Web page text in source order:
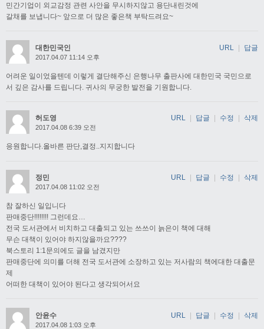
민간기업이 외교감정 관련 사안을 무시하지않고 용단내린것에
갈채를 보냅니다~ 앞으로 더 많은 좋은책 부탁드려요~
대한민국인
2017.04.07 11:14 오후
어려운 일이었을텐데 이렇게 결단해주신 은행나무 출판사에 대한민국 국민으로
서 깊은 감사를 드립니다. 귀사의 무궁한 발전을 기원합니다.
URL | 답글
허도영
2017.04.08 6:39 오전
응원합니다.올바른 판단,결정..지지합니다
URL 답글 수정 삭제
정민
2017.04.08 11:02 오전
참 잘하신 일입니다
판매중단!!!!!!!! 그런데요…
전국 도서관에서 비치하고 대출되고 있는 쓰쓰이 늙은이 책에 대해
무슨 대책이 있어야 하지않을까요????
북스토리 1:1문의에도 글을 남겼지만
판매중단에 의미를 더해 전국 도서관에 소장하고 있는 저사람의 책에대한 대출문
제
어떠한 대책이 있어야 된다고 생각되어서요
URL 답글 수정 삭제
안윤수
2017.04.08 1:03 오후
URL | 답글 | 수정 | 삭제